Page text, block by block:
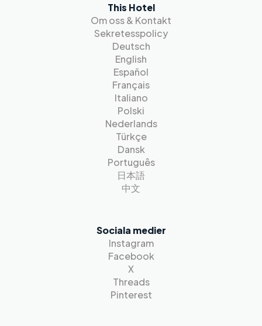
This Hotel
Om oss & Kontakt
Sekretesspolicy
Deutsch
English
Español
Français
Italiano
Polski
Nederlands
Türkçe
Dansk
Português
日本語
中文
Sociala medier
Instagram
Facebook
X
Threads
Pinterest